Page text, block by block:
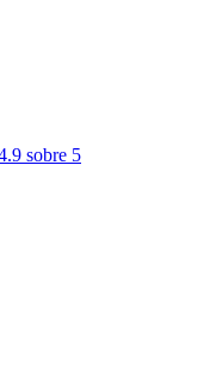
sobre 5